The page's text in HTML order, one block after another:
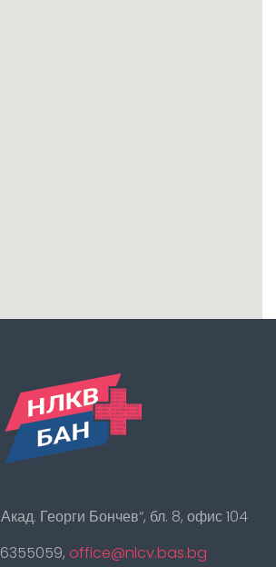
Георги Бончев“, бл. 8, офис 104
office@nlcv.bas.bg